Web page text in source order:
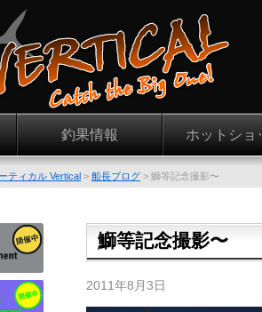
釣果情報 ホットショ
ティカル Vertical > 船長ブログ > 鰤等記念撮影〜
鰤等記念撮影〜
2011年8月3日